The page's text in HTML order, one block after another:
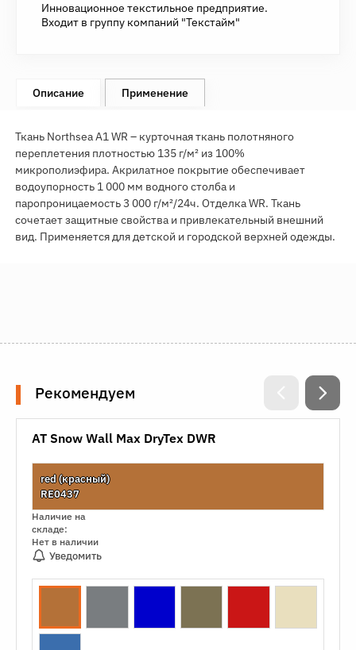
Инновационное текстильное предприятие.
Входит в группу компаний "Текстайм"
Описание Применение
Ткань Northsea A1 WR – курточная ткань полотняного
переплетения плотностью 135 г/м² из 100%
микрополиэфира. Акрилатное покрытие обеспечивает
водоупорность 1 000 мм водного столба и
паропроницаемость 3 000 г/м²/24ч. Отделка WR. Ткань
сочетает защитные свойства и привлекательный внешний
вид. Применяется для детской и городской верхней одежды.
Рекомендуем
AT Snow Wall Max DryTex DWR
red (красный)
RE0437
Наличие на
складе:
Нет в наличии
Уведомить